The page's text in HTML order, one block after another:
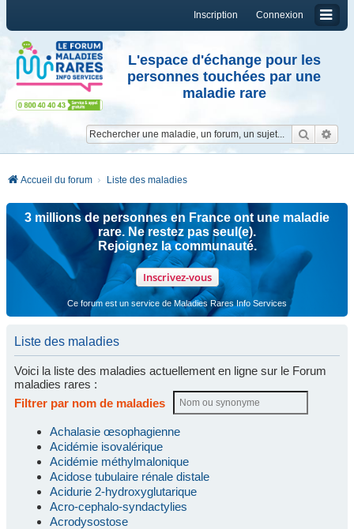
Connexion
Inscription
L'espace d'échange pour les
personnes touchées par une
maladie rare
Accueil du forum Liste des maladies
3 millions de personnes en France ont une maladie
rare. Ne restez pas seul(e).
Rejoignez la communauté.
Inscrivez-vous
Ce forum est un service de Maladies Rares Info Services
Liste des maladies
Voici la liste des maladies actuellement en ligne sur le Forum
maladies rares :
Filtrer par nom de maladies
Achalasie œsophagienne
Acidémie isovalérique
Acidémie méthylmalonique
Acidose tubulaire rénale distale
Acidurie 2-hydroxyglutarique
Acro-cephalo-syndactylies
Acrodysostose